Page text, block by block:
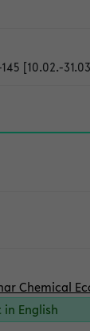
[10.02.-
Chemical
English